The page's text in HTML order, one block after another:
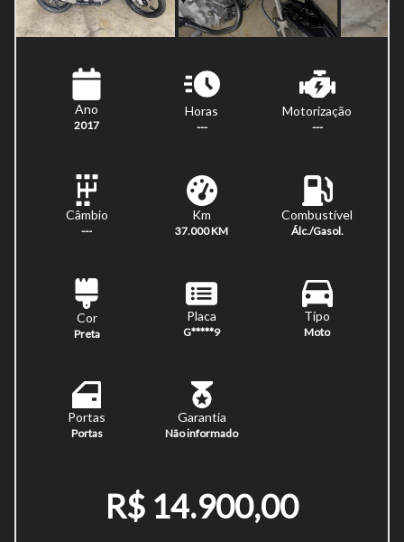
Ano
2017
Horas
---
Motorização
---
Câmbio
---
Km
37.000 KM
Combustível
Álc./Gasol.
Cor
Preta
Placa
G*****9
Tipo
Moto
Portas
Portas
Garantia
Não informado
R$ 14.900,00